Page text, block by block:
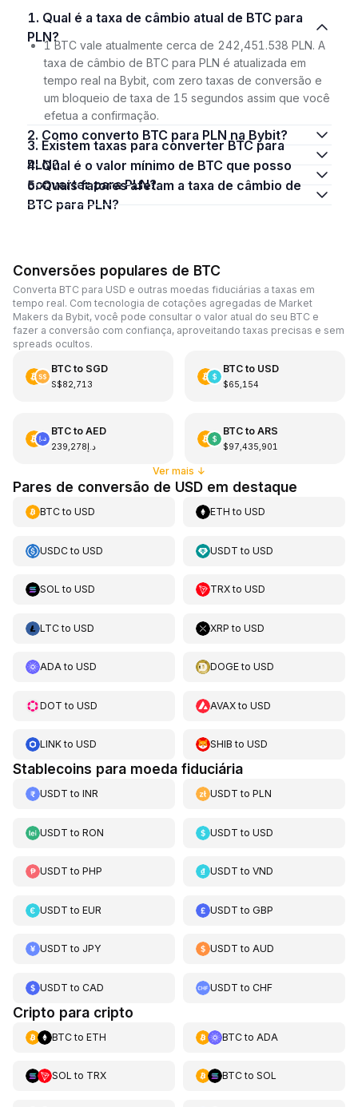
1. Qual é a taxa de câmbio atual de BTC para
PLN?
1 BTC vale atualmente cerca de 242,451.538 PLN. A
taxa de câmbio de BTC para PLN é atualizada em
tempo real na Bybit, com zero taxas de conversão e
um bloqueio de taxa de 15 segundos assim que você
efetua a confirmação.
2. Como converto BTC para PLN na Bybit?
3. Existem taxas para converter BTC para
PLN?
4. Qual é o valor mínimo de BTC que posso
converter para PLN?
5. Quais fatores afetam a taxa de câmbio de
BTC para PLN?
Conversões populares de BTC
Converta BTC para USD e outras moedas fiduciárias a taxas em
tempo real. Com tecnologia de cotações agregadas de Market
Makers da Bybit, você pode consultar o valor atual do seu BTC e
fazer a conversão com confiança, aproveitando taxas precisas e sem
spreads ocultos.
BTCto SGD
S$82,713
BTCto USD
$65,154
BTCto AED
د.إ239,278
BTCto ARS
$97,435,901
Ver mais ↓
Pares de conversão de USD em destaque
BTCto USD ETH toUSD
USDCto USD USDT toUSD
SOL to USD TRXtoUSD
LTCto USD XRP toUSD
ADAto USD DOGEtoUSD
DOT to USD AVAXtoUSD
LINKto USD SHIB toUSD
Stablecoins para moeda fiduciária
USDT to INR USDT toPLN
USDT to RON USDT toUSD
USDT to PHP USDT toVND
USDT to EUR USDT toGBP
USDT to JPY USDT toAUD
USDT to CAD USDT toCHF
Cripto para cripto
BTCto ETH BTCto ADA
SOL to TRX BTCto SOL